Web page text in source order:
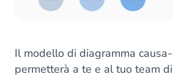
Il modello di diagramma
permetterà a te e al tuo team